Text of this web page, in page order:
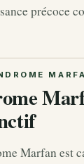
précoce
Marfan est